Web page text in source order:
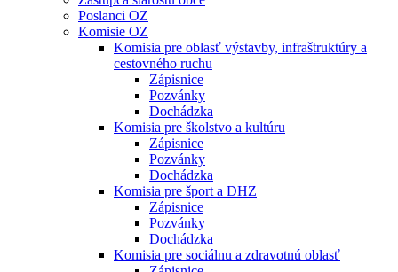
Poslanci OZ
Komisie OZ
Komisia pre oblasť výstavby, infraštruktúry a
cestovného ruchu
Zápisnice
Pozvánky
Dochádzka
Komisia pre školstvo a kultúru
Zápisnice
Pozvánky
Dochádzka
Komisia pre šport a DHZ
Zápisnice
Pozvánky
Dochádzka
Komisia pre sociálnu a zdravotnú oblasť